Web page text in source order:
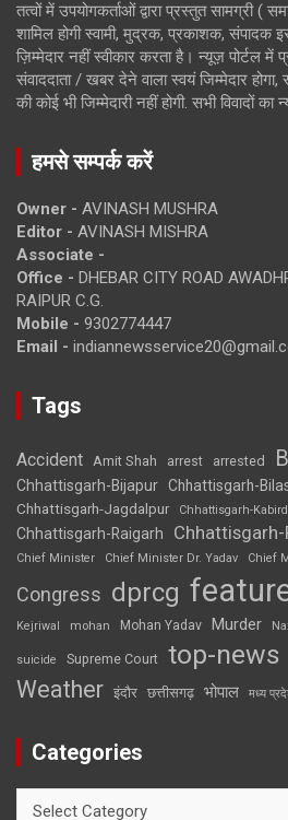
तत्वों में उपयोगकर्ताओं द्वारा प्रस्तुत सामग्री (
शामिल होगी स्वामी, मुद्रक, प्रकाशक, संपादक
ज़िम्मेदार नहीं स्वीकार करता है। न्यूज़ पोर्टल में
संवाददाता / खबर देने वाला स्वयं जिम्मेदार
की कोई भी जिम्मेदारी नहीं होगी. सभी विवादों का
हमसे सम्पर्क करें
Owner - AVINASH MUSHRA
Editor - AVINASH MISHRA
Associate -
Office - DHEBAR CITY ROAD
RAIPUR C.G.
Mobile - 9302774447
Email -
Tags
Accident Amit Shah arrest arrested
Chhattisgarh-Bijapur Chhattisgarh-
Chhattisgarh-Jagdalpur Chhattisgarh-
Chhattisgarh-Raigarh Chhattisgarh-
Chief Minister
Chief Minister Dr. Yadav Chief
Congress dprcg
Kejriwal mohan Mohan Yadav Murder
suicide Supreme Court top-news
Weather इंदौर छत्तीसगढ़ भोपाल मध्य
Categories